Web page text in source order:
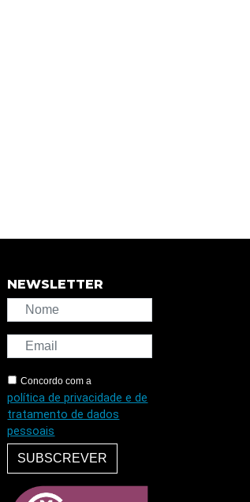
NEWSLETTER
Concordo com a
política de privacidade e de
tratamento de dados
pessoais
SUBSCREVER